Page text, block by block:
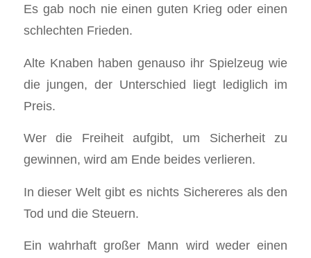
Es gab noch nie einen guten Krieg oder einen
schlechten Frieden.
Alte Knaben haben genauso ihr Spielzeug wie
die jungen, der Unterschied liegt lediglich im
Preis.
Wer die Freiheit aufgibt, um Sicherheit zu
gewinnen, wird am Ende beides verlieren.
In dieser Welt gibt es nichts Sichereres als den
Tod und die Steuern.
Ein wahrhaft großer Mann wird weder einen